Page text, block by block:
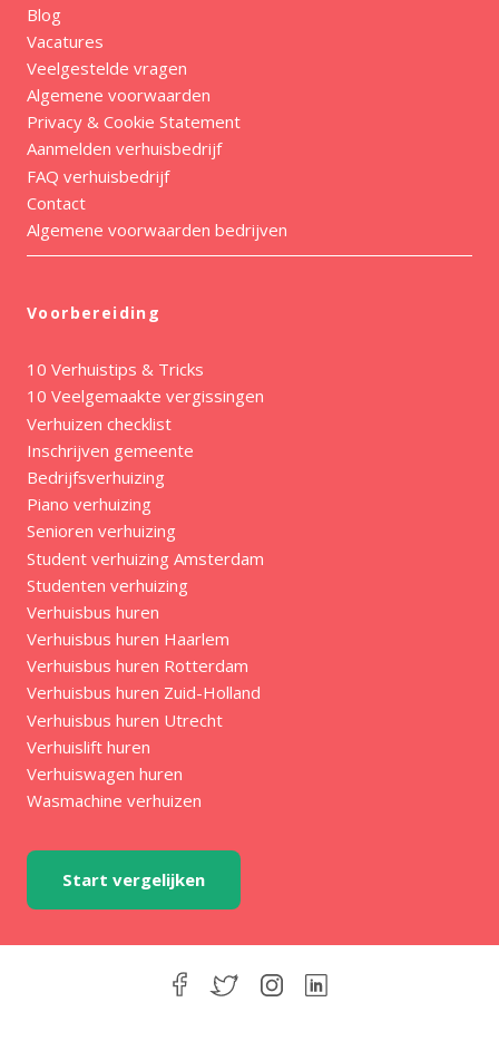
Blog
Vacatures
Veelgestelde vragen
Algemene voorwaarden
Privacy & Cookie Statement
Aanmelden verhuisbedrijf
FAQ verhuisbedrijf
Contact
Algemene voorwaarden bedrijven
Voorbereiding
10 Verhuistips & Tricks
10 Veelgemaakte vergissingen
Verhuizen checklist
Inschrijven gemeente
Bedrijfsverhuizing
Piano verhuizing
Senioren verhuizing
Student verhuizing Amsterdam
Studenten verhuizing
Verhuisbus huren
Verhuisbus huren Haarlem
Verhuisbus huren Rotterdam
Verhuisbus huren Zuid-Holland
Verhuisbus huren Utrecht
Verhuislift huren
Verhuiswagen huren
Wasmachine verhuizen
Start vergelijken